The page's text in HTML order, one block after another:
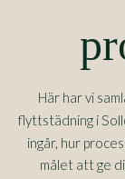
Här har vi
flyttstädning i
ingår, hur
målet att ge